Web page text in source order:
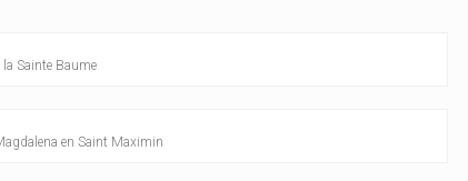
la Sainte Baume
en Saint Maximin